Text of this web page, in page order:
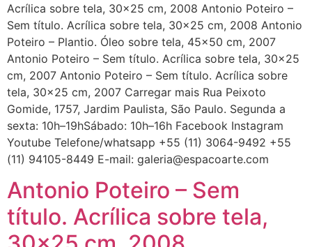
Acrílica sobre tela, 30×25 cm, 2008 Antonio Poteiro –
Sem título. Acrílica sobre tela, 30×25 cm, 2008 Antonio
Poteiro – Plantio. Óleo sobre tela, 45×50 cm, 2007
Antonio Poteiro – Sem título. Acrílica sobre tela, 30×25
cm, 2007 Antonio Poteiro – Sem título. Acrílica sobre
tela, 30×25 cm, 2007 Carregar mais Rua Peixoto
Gomide, 1757, Jardim Paulista, São Paulo. Segunda a
sexta: 10h–19hSábado: 10h–16h Facebook Instagram
Youtube Telefone/whatsapp +55 (11) 3064-9492 +55
(11) 94105-8449 E-mail: galeria@espacoarte.com
Antonio Poteiro – Sem
título. Acrílica sobre tela,